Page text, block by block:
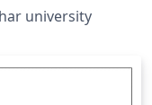
university